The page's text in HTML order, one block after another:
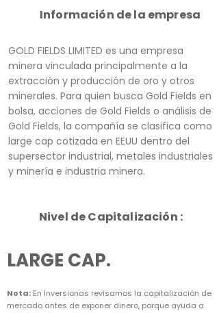
Información de la empresa
GOLD FIELDS LIMITED es una empresa
minera vinculada principalmente a la
extracción y producción de oro y otros
minerales. Para quien busca Gold Fields en
bolsa, acciones de Gold Fields o análisis de
Gold Fields, la compañía se clasifica como
large cap cotizada en EEUU dentro del
supersector industrial, metales industriales
y minería e industria minera.
Nivel de Capitalización :
LARGE CAP.
Nota: En Inversionas revisamos la capitalización de
mercado antes de exponer dinero, porque ayuda a